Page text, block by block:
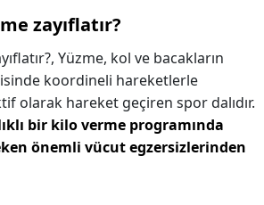
zayıflatır?
Yüzme, kol ve bacakların
koordineli hareketlerle
olarak hareket geçiren spor dalıdır.
bir kilo verme programında
önemli vücut egzersizlerinden